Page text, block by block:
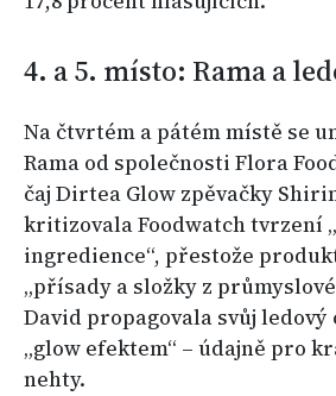
4. a 5. místo: Rama a
Na čtvrtém a pátém místě se
Rama od společnosti Flora
čaj Dirtea Glow zpěvačky
kritizovala Foodwatch tvrzení
ingredience“, přestože
„přísady a složky z
David propagovala svůj
„glow efektem“ – údajně pro
nehty.